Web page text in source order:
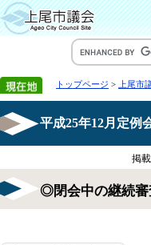
トップページ > 上尾市
平成25年12月定例
掲載
◎閉会中の継続審